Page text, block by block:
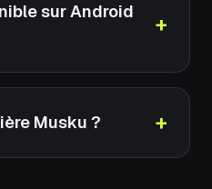
sur Android
+
Musku ? +